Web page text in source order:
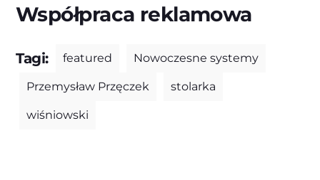
Współpraca reklamowa
Tagi: featured Nowoczesne systemy
Przemysław Przęczek stolarka
wiśniowski